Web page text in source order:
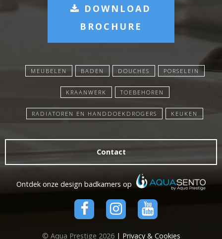
DOWNLOAD
BROCHURE
MEUBELEN BADEN DOUCHES PORSELEIN
KRAANWERK TOEBEHOREN
RADIATOREN EN HANDDOEKDROGERS KEUKEN
Contact
Ontdek onze design badkamers op
© Aqua Prestige 2026 | Privacy & Cookies